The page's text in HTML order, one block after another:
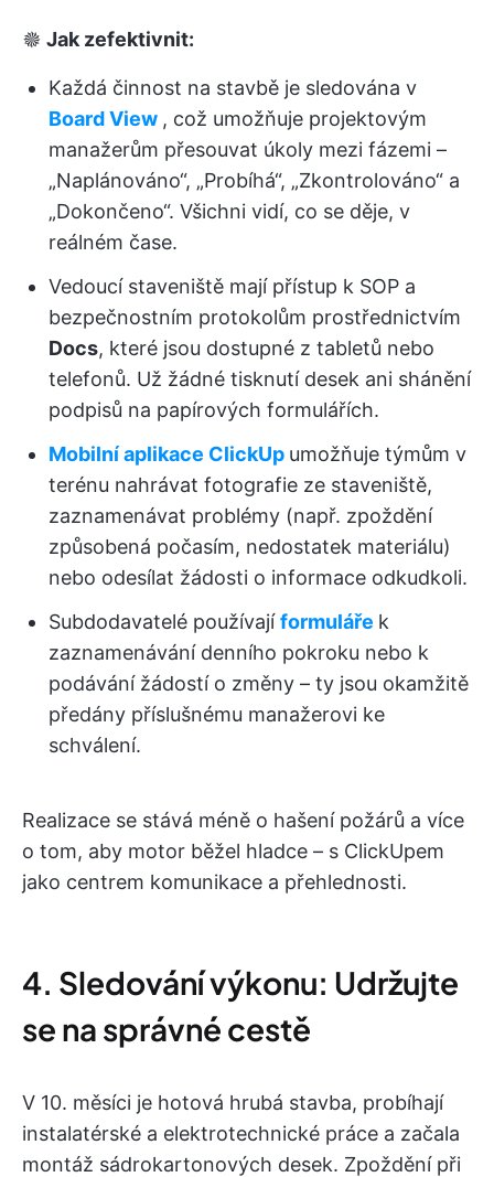
🟔 Jak zefektivnit:
Každá činnost na stavbě je sledována v
Board View , což umožňuje projektovým
manažerům přesouvat úkoly mezi fázemi –
„Naplánováno“, „Probíhá“, „Zkontrolováno“ a
„Dokončeno“. Všichni vidí, co se děje, v
reálném čase.
Vedoucí staveniště mají přístup k SOP a
bezpečnostním protokolům prostřednictvím
Docs, které jsou dostupné z tabletů nebo
telefonů. Už žádné tisknutí desek ani shánění
podpisů na papírových formulářích.
Mobilní aplikace ClickUp umožňuje týmům v
terénu nahrávat fotografie ze staveniště,
zaznamenávat problémy (např. zpoždění
způsobená počasím, nedostatek materiálu)
nebo odesílat žádosti o informace odkudkoli.
Subdodavatelé používajíformuláře k
zaznamenávání denního pokroku nebo k
podávání žádostí o změny – ty jsou okamžitě
předány příslušnému manažerovi ke
schválení.
Realizace se stává méně o hašení požárů a více
o tom, aby motor běžel hladce – s ClickUpem
jako centrem komunikace a přehlednosti.
4. Sledování výkonu: Udržujte
se na správné cestě
V 10. měsíci je hotová hrubá stavba, probíhají
instalatérské a elektrotechnické práce a začala
montáž sádrokartonových desek. Zpoždění při